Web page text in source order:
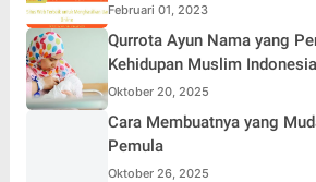
Februari 01, 2023
Qurrota Ayun Nama yang
Kehidupan Muslim Indonesia
Oktober 20, 2025
Cara Membuatnya yang
Pemula
Oktober 26, 2025